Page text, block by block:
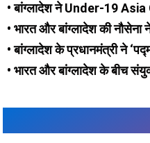
• बांग्लादेश ने Under-19 Asia
• भारत और बांग्लादेश की
• बांग्लादेश के प्रधानमंत्री ने
• भारत और बांग्लादेश के बीच